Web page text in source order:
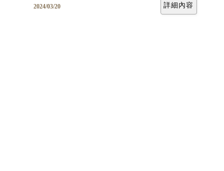
2024/03/20 詳細內容